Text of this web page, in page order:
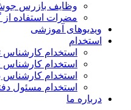
وظایف بازرس
مضرات استفاده از
ویدیوهای آموزشی
استخدام
استخدام کارشناس
استخدام
استخدام کارشناس
استخدام مسئول
درباره ما